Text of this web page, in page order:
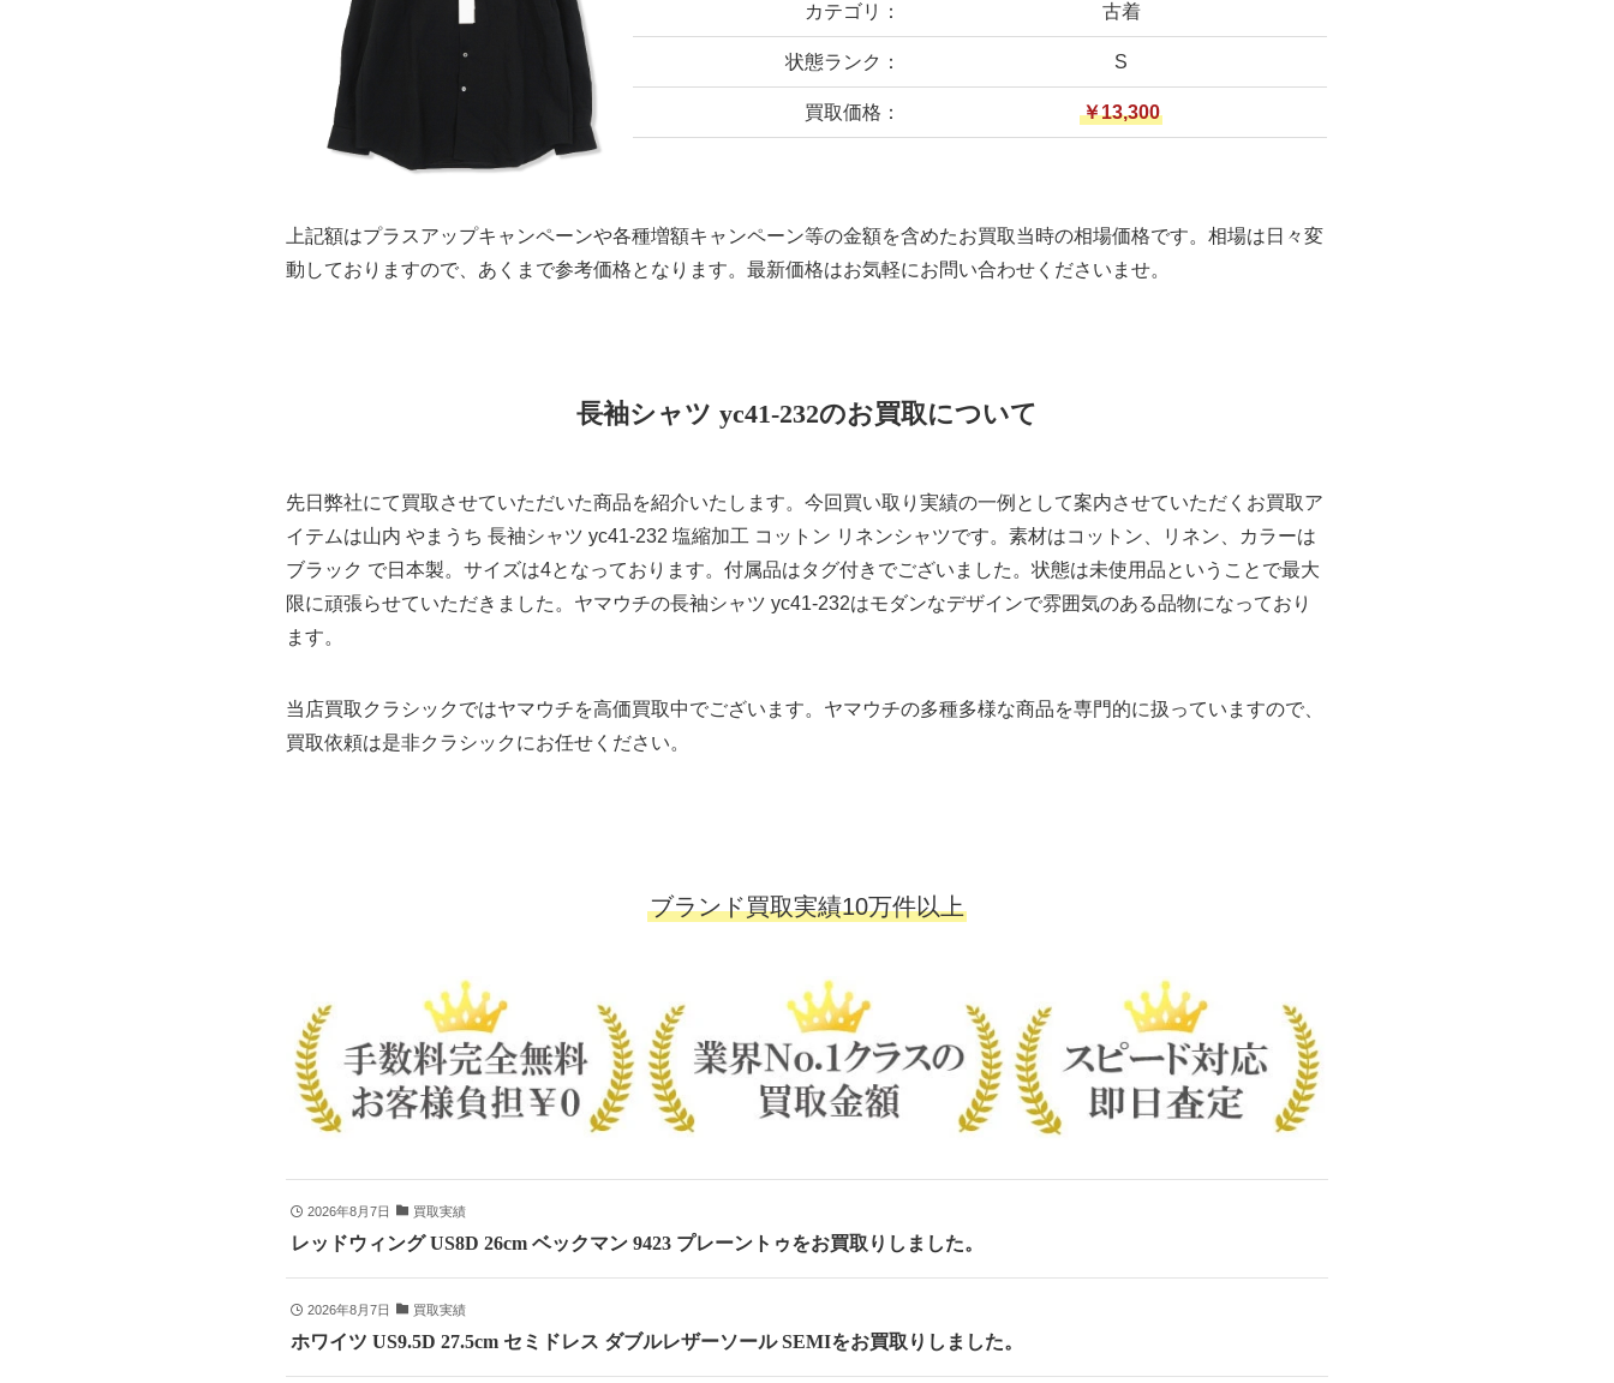
カテゴリ： 古着
状態ランク： S
買取価格： ￥13,300
上記額はプラスアップキャンペーンや各種増額キャンペーン等の金額を含めたお買取当時の相場価格です。相場は日々変
動しておりますので、あくまで参考価格となります。最新価格はお気軽にお問い合わせくださいませ。
長袖シャツ yc41-232のお買取について
先日弊社にて買取させていただいた商品を紹介いたします。今回買い取り実績の一例として案内させていただくお買取ア
イテムは山内 やまうち 長袖シャツ yc41-232 塩縮加⼯ コットン リネンシャツです。素材はコットン、リネン、カラーは
ブラック で日本製。サイズは4となっております。付属品はタグ付きでございました。状態は未使用品ということで最大
限に頑張らせていただきました。ヤマウチの長袖シャツ yc41-232はモダンなデザインで雰囲気のある品物になっており
ます。
当店買取クラシックではヤマウチを高価買取中でございます。ヤマウチの多種多様な商品を専門的に扱っていますので、
買取依頼は是非クラシックにお任せください。
ブランド買取実績10万件以上
2026年8月7日 買取実績
レッドウィング US8D 26cm ベックマン 9423 プレーントゥをお買取りしました。
2026年8月7日 買取実績
ホワイツ US9.5D 27.5cm セミドレス ダブルレザーソール SEMIをお買取りしました。